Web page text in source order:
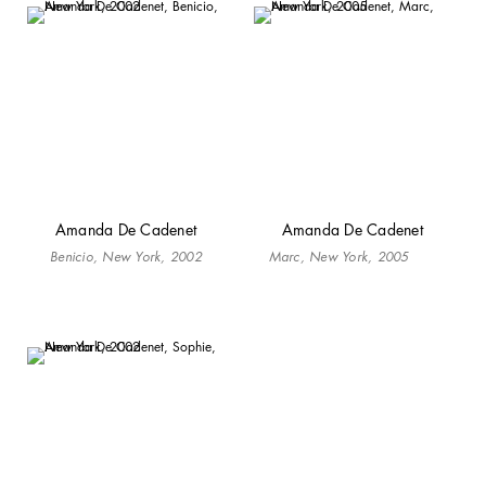
Amanda De Cadenet
Benicio, New York, 2002
Amanda De Cadenet
Marc, New York, 2005